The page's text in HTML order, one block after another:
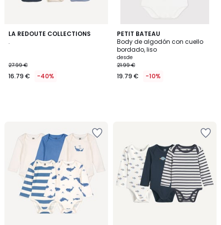
LA REDOUTE COLLECTIONS
.
27.99 €
16.79 € -40%
PETIT BATEAU
Body de algodón con cuello
bordado, liso
desde
21.99 €
19.79 € -10%